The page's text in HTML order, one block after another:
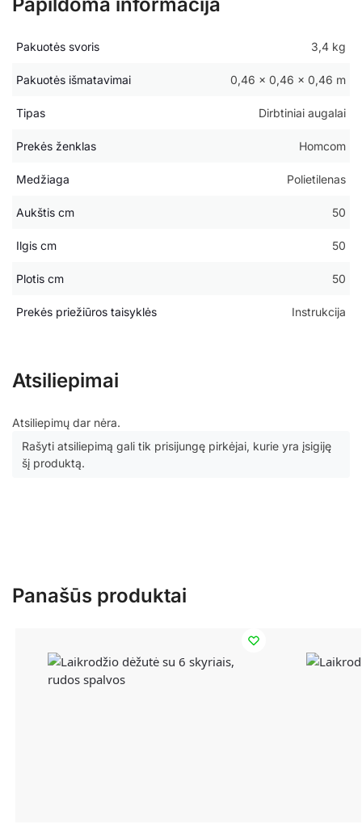
Pakuotės svoris 3,4 kg
Pakuotės išmatavimai 0,46 × 0,46 × 0,46 m
Tipas Dirbtiniai augalai
Prekės ženklas Homcom
Medžiaga Polietilenas
Aukštis cm 50
Ilgis cm 50
Plotis cm 50
Prekės priežiūros taisyklės Instrukcija
Atsiliepimai
Atsiliepimų dar nėra.
Rašyti atsiliepimą gali tik prisijungę pirkėjai, kurie yra įsigiję
šį produktą.
Panašūs produktai